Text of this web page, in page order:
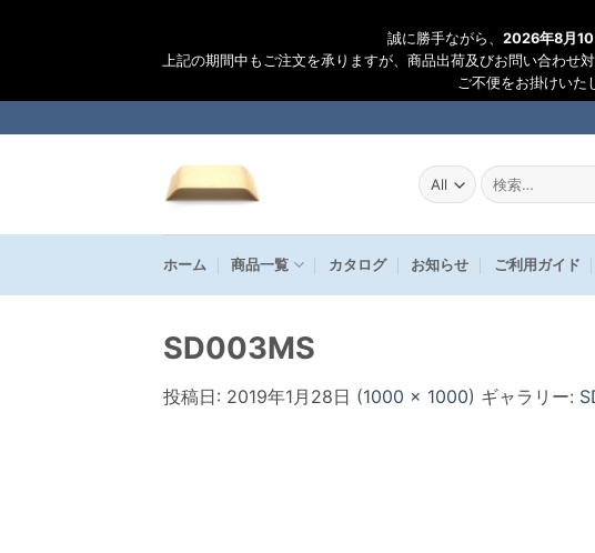
誠に勝手ながら、 2026年8月10
上記の期間中もご注文を承りますが、商品出荷及びお問い合わせ
ご不便をお掛けいた
to
検
索
果:
ホーム 商品一覧 カタログ お知らせ ご利用ガイド
SD003MS
投稿日: 2019年1月28日 (1000 × 1000) ギャラリー: